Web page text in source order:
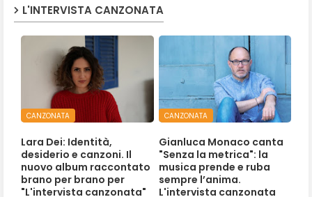
L'INTERVISTA CANZONATA
CANZONATA
Lara Dei: Identità,
desiderio e canzoni. Il
nuovo album raccontato
brano per brano per
"L'intervista canzonata"
CANZONATA
Gianluca Monaco canta
"Senza la metrica": la
musica prende e ruba
sempre l’anima.
L'intervista canzonata